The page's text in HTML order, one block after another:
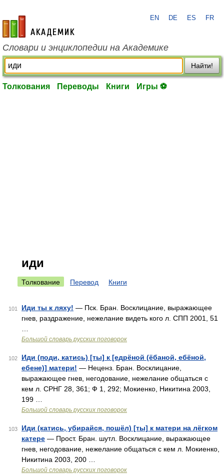
academic.ru
EN DE ES FR
Словари и энциклопедии на Академике
Найти!
Толкования Переводы Книги Игры ⚽
иди
Толкование Перевод Книги
101 Иди ты к ляху! — Пск. Бран. Восклицание, выражающее
гнев, раздражение, нежелание видеть кого л. СПП 2001, 51
Большой словарь русских поговорок
102
Иди (поди, катись) [ты] к [едрёной (ёбаной, ебёной,
ебене)] матери! — Неценз. Бран. Восклицание,
выражающее гнев, негодование, нежелание общаться с
кем л. СРНГ 28, 361; Ф 1, 292; Мокиенко, Никитина 2003,
199 …
Большой словарь русских поговорок
103
Иди (катись, убирайся, пошёл) [ты] к матери на лёгком
катере — Прост. Бран. шутл. Восклицание, выражающее
гнев, негодование, нежелание общаться с кем л. Мокиенко,
Никитина 2003, 200 …
Большой словарь русских поговорок